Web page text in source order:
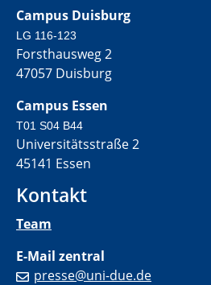
Campus Duisburg
LG 116-123
Forsthausweg 2
47057 Duisburg
Campus Essen
T01 S04 B44
Universitätsstraße 2
45141 Essen
Kontakt
Team
E-Mail zentral
presse@uni-due.de